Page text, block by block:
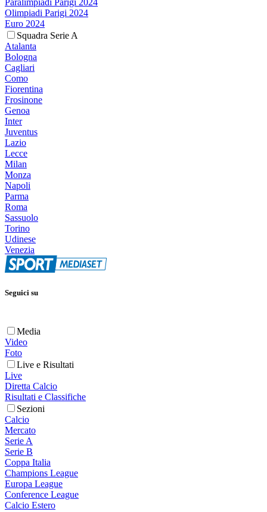
Paralimpiadi Parigi 2024
Olimpiadi Parigi 2024
Euro 2024
Squadra Serie A
Atalanta
Bologna
Cagliari
Como
Fiorentina
Frosinone
Genoa
Inter
Juventus
Lazio
Lecce
Milan
Monza
Napoli
Parma
Roma
Sassuolo
Torino
Udinese
Venezia
Seguici su
Media
Video
Foto
Live e Risultati
Live
Diretta Calcio
Risultati e Classifiche
Sezioni
Calcio
Mercato
Serie A
Serie B
Coppa Italia
Champions League
Europa League
Conference League
Calcio Estero